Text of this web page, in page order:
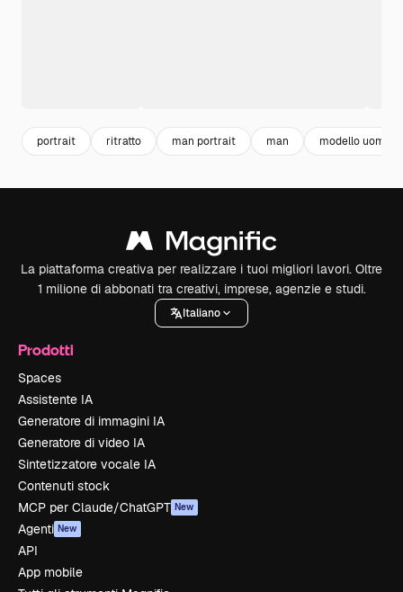
portrait ritratto man portrait man modello uomo
La piattaforma creativa per realizzare i tuoi migliori lavori. Oltre
1 milione di abbonati tra creativi, imprese, agenzie e studi.
Italiano
Prodotti
Spaces
Assistente IA
Generatore di immagini IA
Generatore di video IA
Sintetizzatore vocale IA
Contenuti stock
MCP per Claude/ChatGPT New
Agenti New
API
App mobile